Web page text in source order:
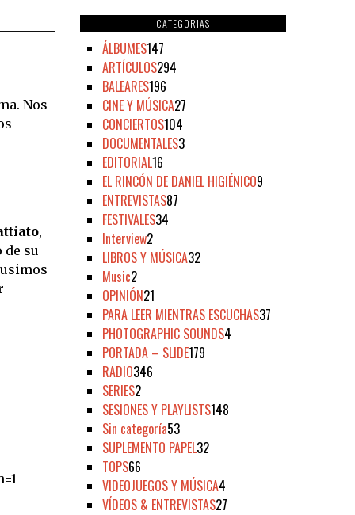
Nos
,
su
CATEGORIAS
ÁLBUMES147
ARTÍCULOS294
BALEARES196
CINE Y MÚSICA27
CONCIERTOS104
DOCUMENTALES3
EDITORIAL16
EL RINCÓN DE DANIEL HIGIÉNICO9
ENTREVISTAS87
FESTIVALES34
Interview2
LIBROS Y MÚSICA32
Music2
OPINIÓN21
PARA LEER MIENTRAS ESCUCHAS37
PHOTOGRAPHIC SOUNDS4
PORTADA – SLIDE179
RADIO346
SERIES2
SESIONES Y PLAYLISTS148
Sin categoría53
SUPLEMENTO PAPEL32
TOPS66
VIDEOJUEGOS Y MÚSICA4
VÍDEOS & ENTREVISTAS27